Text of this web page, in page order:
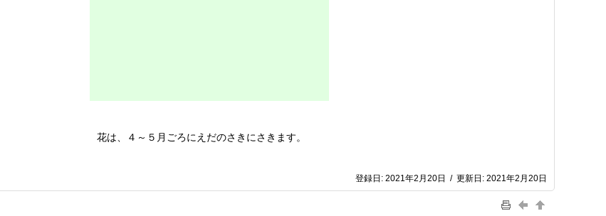
花は、４～５月ごろにえだのさきにさきます。
登録日: 2021年2月20日 / 更新日: 2021年2月20日